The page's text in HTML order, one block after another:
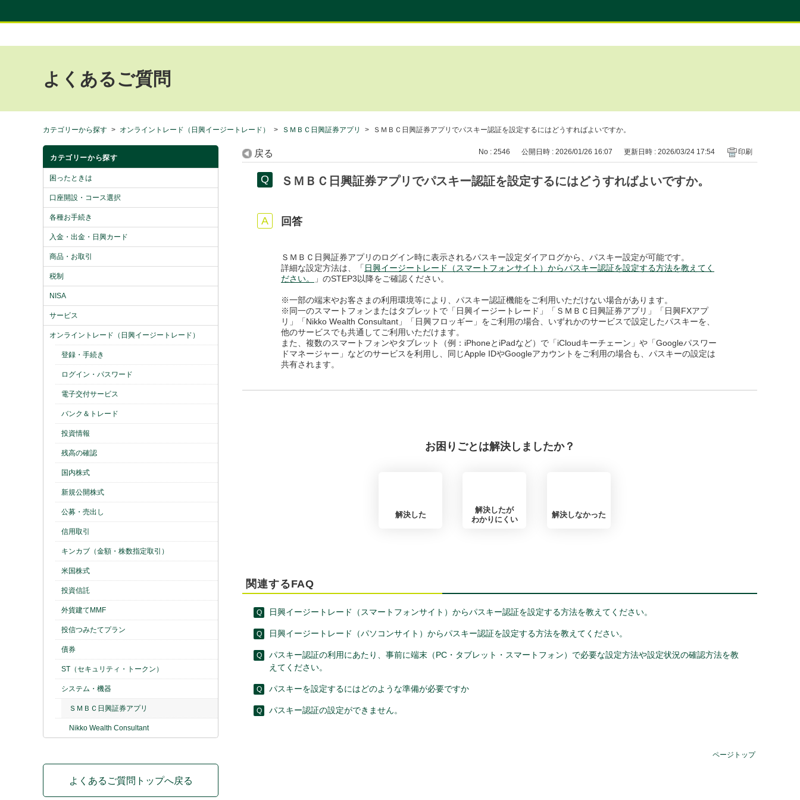
よくあるご質問
カテゴリーから探す > オンライントレード（日興イージートレード） > ＳＭＢＣ日興証券アプリ > ＳＭＢＣ日興証券アプリでパスキー認証を設定するにはどうすればよいですか。
カテゴリーから探す
困ったときは
口座開設・コース選択
各種お手続き
入金・出金・日興カード
商品・お取引
税制
NISA
サービス
オンライントレード（日興イージートレード）
登録・手続き
ログイン・パスワード
電子交付サービス
バンク＆トレード
投資情報
残高の確認
国内株式
新規公開株式
公募・売出し
信用取引
キンカブ（金額・株数指定取引）
米国株式
投資信託
外貨建てMMF
投信つみたてプラン
債券
ST（セキュリティ・トークン）
システム・機器
ＳＭＢＣ日興証券アプリ
Nikko Wealth Consultant
よくあるご質問トップへ戻る
戻る No : 2546 公開日時 : 2026/01/26 16:07 更新日時 : 2026/03/24 17:54 印刷
ＳＭＢＣ日興証券アプリでパスキー認証を設定するにはどうすればよいですか。
回答
ＳＭＢＣ日興証券アプリのログイン時に表示されるパスキー設定ダイアログから、パスキー設定が可能です。
詳細な設定方法は、「 日興イージートレード（スマートフォンサイト）からパスキー認証を設定する方法を教えてく
ださい。
」のSTEP3以降をご確認ください。
※一部の端末やお客さまの利用環境等により、パスキー認証機能をご利用いただけない場合があります。
※同一のスマートフォンまたはタブレットで「日興イージートレード」「ＳＭＢＣ日興証券アプリ」「日興FXアプ
リ」「Nikko Wealth Consultant」「日興フロッギー」をご利用の場合、いずれかのサービスで設定したパスキーを、
他のサービスでも共通してご利用いただけます。
また、複数のスマートフォンやタブレット（例：iPhoneとiPadなど）で「iCloudキーチェーン」や「Googleパスワー
ドマネージャー」などのサービスを利用し、同じApple IDやGoogleアカウントをご利用の場合も、パスキーの設定は
共有されます。
お困りごとは解決しましたか？
解決した
解決したが
わかりにくい
解決しなかった
関連するFAQ
日興イージートレード（スマートフォンサイト）からパスキー認証を設定する方法を教えてください。
日興イージートレード（パソコンサイト）からパスキー認証を設定する方法を教えてください。
パスキー認証の利用にあたり、事前に端末（PC・タブレット・スマートフォン）で必要な設定方法や設定状況の確認方法を教
えてください。
パスキーを設定するにはどのような準備が必要ですか
パスキー認証の設定ができません。
ページトップ